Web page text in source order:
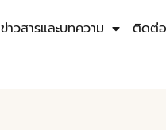
ข่าวสารและบทความ ติดต่อ